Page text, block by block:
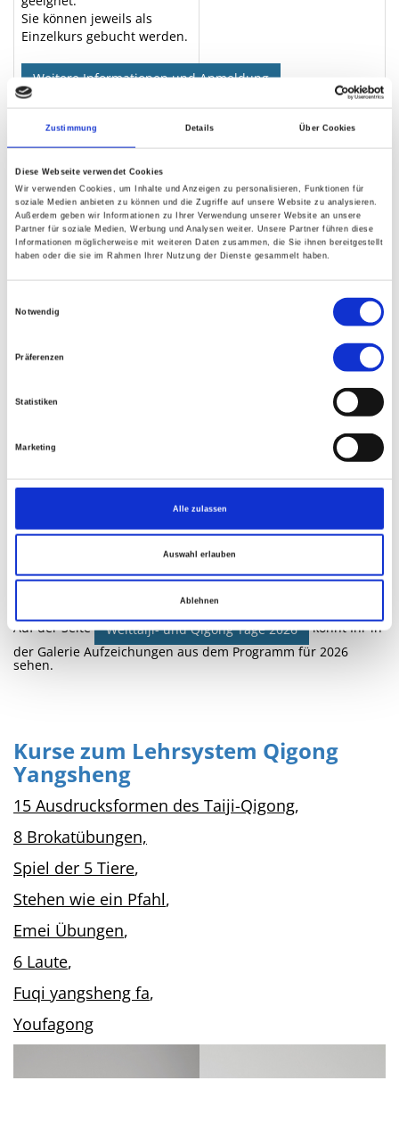
Zustimmung Details Über Cookies
Diese Webseite verwendet Cookies
Wir verwenden Cookies, um Inhalte und Anzeigen zu personalisieren, Funktionen für
soziale Medien anbieten zu können und die Zugriffe auf unsere Website zu analysieren.
Außerdem geben wir Informationen zu Ihrer Verwendung unserer Website an unsere
Partner für soziale Medien, Werbung und Analysen weiter. Unsere Partner führen diese
Informationen möglicherweise mit weiteren Daten zusammen, die Sie ihnen bereitgestellt
haben oder die sie im Rahmen Ihrer Nutzung der Dienste gesammelt haben.
Notwendig
Präferenzen
Statistiken
Marketing
Alle zulassen
Auswahl erlauben
Ablehnen
Sie können jeweils als
Einzelkurs gebucht werden.
Weitere Informationen und Anmeldung
Kurse zu speziellen
Anwendungsgebieten
Lebensfreude, "Das Herz reinigen" Übungen aus dem Qigong
Yangsheng und Texte aus daoistischen Quellen und der
christlichen Mystik, Kalligraphie und Qigong, Psychische
Stabilisierung und Ressourcenaktivierung / Wirkfaktoren des
Qigong, Anatomische und physiologische Aspekte der Qigong,
Sprache, Qigong in der Prävention, Fachbegriffe des Qigong
Aktuelles und Änderungen teilen wir hier und im Newsletter
Weltweit feiert die Taiji - und Qigong - Gemeinschaft am
Der letzte Termin war am25.04.2026.
Taiji- und Qigong-Tag am Samstag,24. April 2027statt.
Auf der Seite Welttaiji- und Qigong Tage 2026
könnt Ihr in
der Galerie Aufzeichungen aus dem Programm für 2026
sehen.
Kurse zum Lehrsystem Qigong
Yangsheng
15 Ausdrucksformen des Taiji-Qigong,
8 Brokatübungen,
Spiel der 5 Tiere,
Stehen wie ein Pfahl,
Emei Übungen,
6 Laute,
Fuqi yangsheng fa,
Youfagong